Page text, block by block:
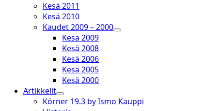
Kesä 2011
Kesä 2010
Kaudet 2009 – 2000
open
Kesä 2009
Kesä 2008
Kesä 2006
Kesä 2005
Kesä 2000
Artikkelit
open
dropdown
Körner 19.3 by Ismo Kauppi